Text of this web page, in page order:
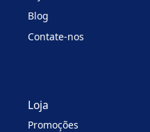
Blog
Contate-nos
Loja
Promoções